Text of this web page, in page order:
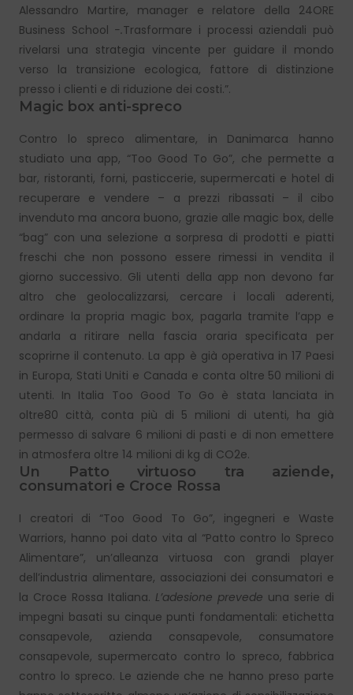
Alessandro Martire, manager e relatore della 24ORE
Business School -.Trasformare i processi aziendali può
rivelarsi una strategia vincente per guidare il mondo
verso la transizione ecologica, fattore di distinzione
presso i clienti e di riduzione dei costi.”.
Magic box anti-spreco
Contro lo spreco alimentare, in Danimarca hanno
studiato una app, “Too Good To Go”, che permette a
bar, ristoranti, forni, pasticcerie, supermercati e hotel di
recuperare e vendere – a prezzi ribassati – il cibo
invenduto ma ancora buono, grazie alle magic box, delle
“bag” con una selezione a sorpresa di prodotti e piatti
freschi che non possono essere rimessi in vendita il
giorno successivo. Gli utenti della app non devono far
altro che geolocalizzarsi, cercare i locali aderenti,
ordinare la propria magic box, pagarla tramite l’app e
andarla a ritirare nella fascia oraria specificata per
scoprirne il contenuto. La app è già operativa in 17 Paesi
in Europa, Stati Uniti e Canada e conta oltre 50 milioni di
utenti. In Italia Too Good To Go è stata lanciata in
oltre80 città, conta più di 5 milioni di utenti, ha già
permesso di salvare 6 milioni di pasti e di non emettere
in atmosfera oltre 14 milioni di kg di CO2e.
Un Patto virtuoso tra aziende,
consumatori e Croce Rossa
I creatori di “Too Good To Go”, ingegneri e Waste
Warriors, hanno poi dato vita al “Patto contro lo Spreco
Alimentare”, un’alleanza virtuosa con grandi player
dell’industria alimentare, associazioni dei consumatori e
la Croce Rossa Italiana. L’adesione prevede una serie di
impegni basati su cinque punti fondamentali: etichetta
consapevole, azienda consapevole, consumatore
consapevole, supermercato contro lo spreco, fabbrica
contro lo spreco. Le aziende che ne hanno preso parte